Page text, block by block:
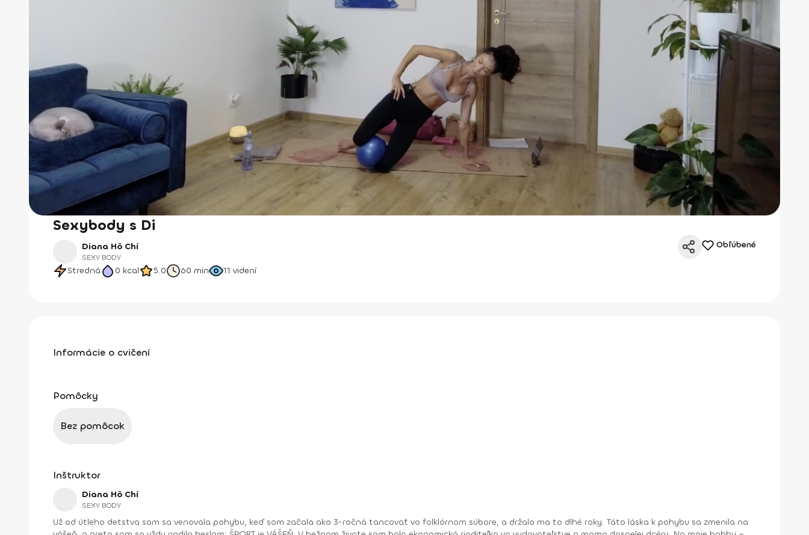
Sexybody s Di
Diana Hô Chí
SEXY BODY
Stredná 0 kcal 5.0 60 min 11 videní
Obľúbené
Informácie o cvičení
Pomôcky
Bez pomôcok
Inštruktor
Diana Hô Chí
SEXY BODY
Už od útleho detstva som sa venovala pohybu, keď som začala ako 3-ročná tancovať vo folklórnom súbore, a držalo ma to dlhé roky. Táto láska k pohybu sa zmenila na